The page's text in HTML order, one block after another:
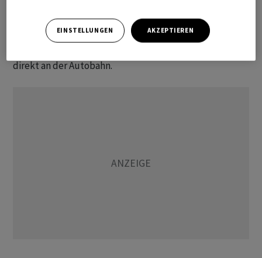
Schweiz etwa 1.88 Franken. Auch Diesel ist in
Deutschland und Österreich günstiger als in der
direkt an der Autobahn.
EINSTELLUNGEN AKZEPTIEREN